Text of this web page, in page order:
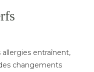
entraînent,
changements